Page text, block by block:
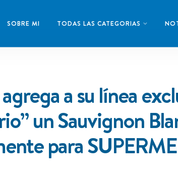
SOBRE MI TODAS LAS CATEGORIAS
a su línea
un Sauvignon
para